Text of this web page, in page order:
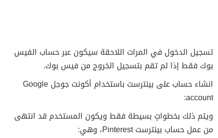
تسجيل الدخول في المرات اللاحقة سيكون عبر حساب الفيس
بوك فقط إذا لم تقم بتسجيل الخروج من فيس بوك.
انشاء حساب على بينترست باستخدام أكونت جوجل Google
account:
ويتم ذلك بخطواتٍ بسيطة فقط ويكون المستخدم قد انتهى
من عمل حساب بينترست Pinterest، وهي: